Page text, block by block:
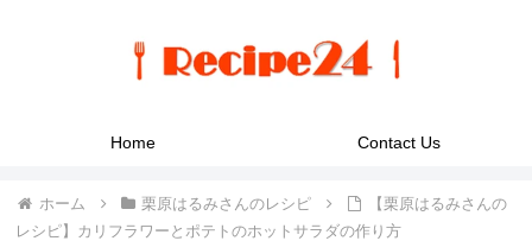
Home Contact Us
ホーム 栗原はるみさんのレシピ
【栗原はるみさんの
レシピ】カリフラワーとポテトのホットサラダの作り方